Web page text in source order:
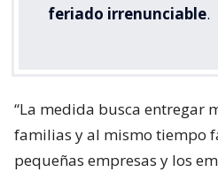
feriado irrenunciable.
“La medida busca entregar
familias y al mismo tiempo
pequeñas empresas y los